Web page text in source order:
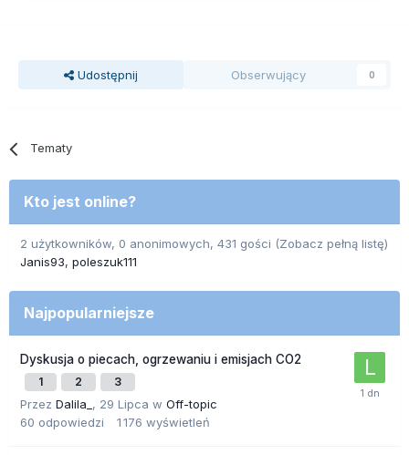
Udostępnij Obserwujący 0
Tematy
Kto jest online?
2 użytkowników, 0 anonimowych, 431 gości (Zobacz pełną listę)
Janis93 poleszuk111
Najpopularniejsze
Dyskusja o piecach, ogrzewaniu i emisjach CO2
1 2 3
Przez Dalila_ , 29 Lipca w Off-topic
60 odpowiedzi 1 176 wyświetleń